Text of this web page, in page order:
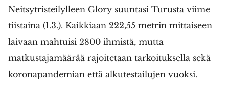
Neitsytristeilylleen Glory suuntasi Turusta viime
tiistaina (1.3.). Kaikkiaan 222,55 metrin mittaiseen
laivaan mahtuisi 2800 ihmistä, mutta
matkustajamäärää rajoitetaan tarkoituksella sekä
koronapandemian että alkutestailujen vuoksi.